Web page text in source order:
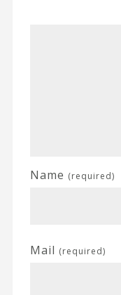
Name (required)
Mail (required)